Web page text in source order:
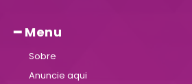
━ Menu
Sobre
Anuncie aqui